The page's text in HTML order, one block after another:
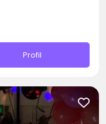
Profil